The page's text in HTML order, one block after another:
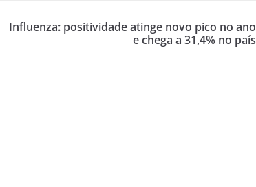
Influenza: positividade atinge novo pico no ano
e chega a 31,4% no país